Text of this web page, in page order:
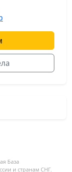
База
и странам СНГ.